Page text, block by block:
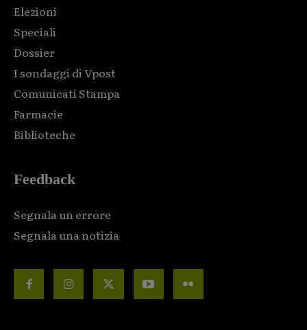
Elezioni
Speciali
Dossier
I sondaggi di Vpost
Comunicati Stampa
Farmacie
Biblioteche
Feedback
Segnala un errore
Segnala una notizia